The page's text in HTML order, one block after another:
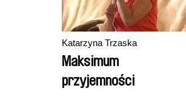
Katarzyna Trzaska
Maksimum
przyjemności